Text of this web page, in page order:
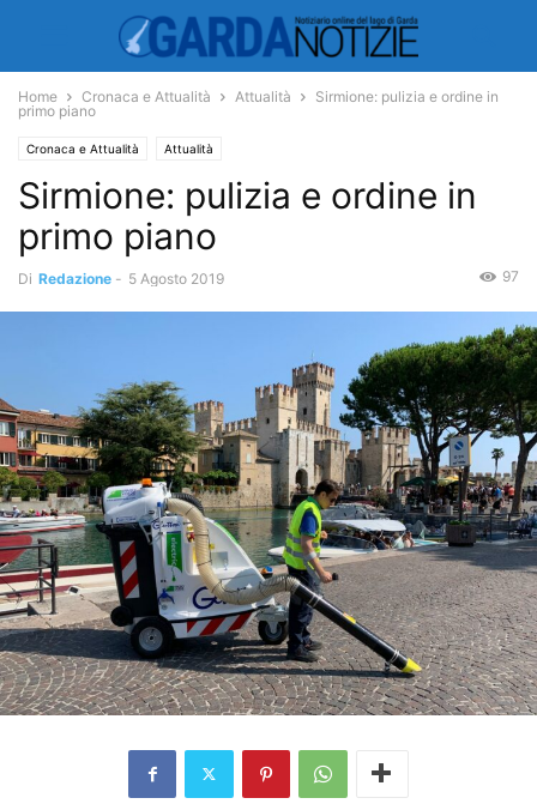
Home Cronaca e Attualità Attualità
Sirmione: pulizia e ordine in
primo piano
Cronaca e Attualità Attualità
Sirmione: pulizia e ordine in
primo piano
Di Redazione - 5 Agosto 2019 97